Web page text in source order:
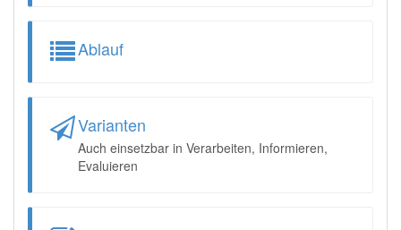
Ablauf
Varianten
Auch einsetzbar in Verarbeiten, Informieren,
Evaluieren